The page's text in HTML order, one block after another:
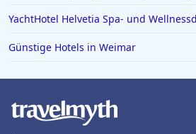
YachtHotel Helvetia Spa- und
Günstige Hotels in Weimar